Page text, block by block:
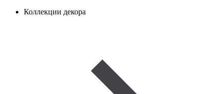
Коллекции декора